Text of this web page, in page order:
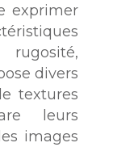
exprimer
divers
textures
leurs
images